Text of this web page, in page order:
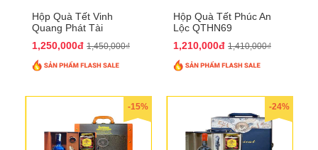
Hộp Quà Tết Vinh
Quang Phát Tài
1,250,000đ 1,450,000₫
Hộp Quà Tết Phúc An
Lộc QTHN69
1,210,000đ 1,410,000₫
-15% -24%